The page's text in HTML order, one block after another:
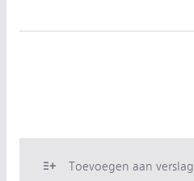
Toevoegen aan verslag